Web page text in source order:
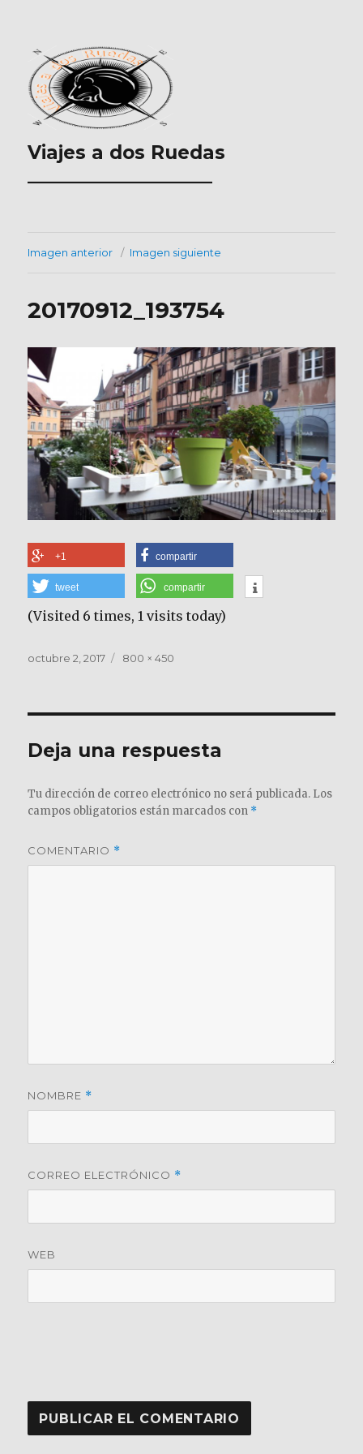
Viajes a dos Ruedas
___________________
Imagen anterior Imagen siguiente
20170912_193754
+1 compartir
tweet compartir
(Visited 6 times, 1 visits today)
Publicado
octubre 2, 2017
Tamaño
800 × 450
Deja una respuesta
Tu dirección de correo electrónico no será publicada. Los
campos obligatorios están marcados con *
COMENTARIO *
NOMBRE *
CORREO ELECTRÓNICO *
WEB